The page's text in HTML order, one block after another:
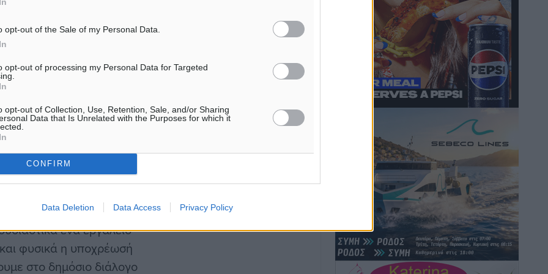
opt-out of the Sale of my Personal Data.
opt-out of processing my Personal Data for Targeted
opt-out of Collection, Use, Retention, Sale, and/or Sharing
Data that Is Unrelated with the Purposes for which it
CONFIRM
Data Deletion Data Access Privacy Policy
τις απαντήσεις
να γράψουν
υπηρεσίες που θα
δεν θα αφορά
υπαλλήλων.
για να μας
το πώς μπορούμε να
αυτής της
και να μπορούμε
ένα εργαλείο
φυσικά η υποχρέωσή
στο δημόσιο διάλογο
μονόδρομο στο Μαστιχάρι –
Αναποδογύρισε όχημα με μητέρα και
5χρονο παιδί
Τοπικές Ειδήσεις• πριν 2 ώρες
“Η Ευρώπη αντιμετώπιζε το
προσφυγικό σαν ταινία τρόμου” – Η
Γιασιράνη στον RV για τα γεγονότα που
οδήγησαν στο Σύμφωνο της Λέρου
Τοπικές Ειδήσεις• πριν 2 ώρες
Συναυλία με τον Γιάννη Κότσιρα στις
21 Αυγούστου
Πολιτιστικά πριν 2 ώρες
Έκτακτη συνεδρίαση της Δημοτικής
Επιτροπής Ρόδου αύριο Παρασκευή 7